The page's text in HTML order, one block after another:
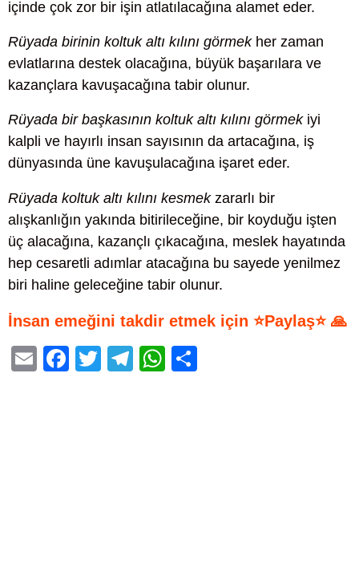
içinde çok zor bir işin atlatılacağına alamet eder.
Rüyada birinin koltuk altı kılını görmekher zaman
evlatlarına destek olacağına, büyük başarılara ve
kazançlara kavuşacağına tabir olunur.
Rüyada bir başkasının koltuk altı kılını görmekiyi
kalpli ve hayırlı insan sayısının da artacağına, iş
dünyasında üne kavuşulacağına işaret eder.
Rüyada koltuk altı kılını kesmekzararlı bir
alışkanlığın yakında bitirileceğine, bir koyduğu işten
üç alacağına, kazançlı çıkacağına, meslek hayatında
hep cesaretli adımlar atacağına bu sayede yenilmez
biri haline geleceğine tabir olunur.
İnsan emeğini takdir etmek için ⭐Paylaş⭐ 🙏
E
F
T
T
W